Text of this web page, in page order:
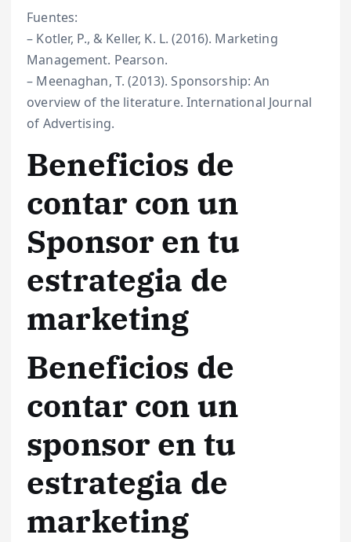
Fuentes:
– Kotler, P., & Keller, K. L. (2016). Marketing
Management. Pearson.
– Meenaghan, T. (2013). Sponsorship: An
overview of the literature. International Journal
of Advertising.
Beneficios de
contar con un
Sponsor en tu
estrategia de
marketing
Beneficios de
contar con un
sponsor en tu
estrategia de
marketing